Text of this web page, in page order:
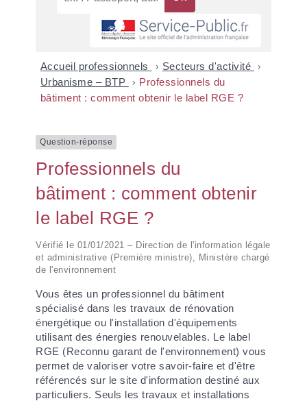
Accueil professionnels > Secteurs d'activité >
Urbanisme – BTP > Professionnels du
bâtiment : comment obtenir le label RGE ?
Question-réponse
Professionnels du
bâtiment : comment obtenir
le label RGE ?
Vérifié le 01/01/2021 – Direction de l'information légale
et administrative (Première ministre), Ministère chargé
de l'environnement
Vous êtes un professionnel du bâtiment
spécialisé dans les travaux de rénovation
énergétique ou l'installation d'équipements
utilisant des énergies renouvelables. Le label
RGE (Reconnu garant de l'environnement) vous
permet de valoriser votre savoir-faire et d'être
référencés sur le site d'information destiné aux
particuliers. Seuls les travaux et installations